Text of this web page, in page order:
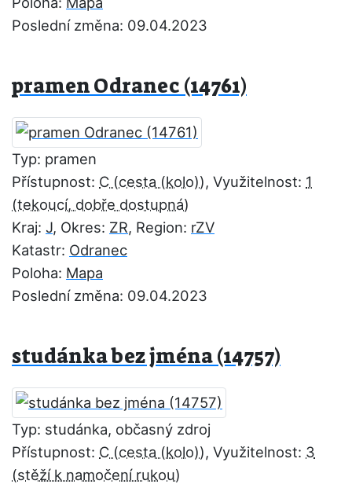
Poslední změna: 09.04.2023
pramen Odranec (14761)
Typ: pramen
Přístupnost: C , Využitelnost: 1
Kraj: J, Okres: ZR, Region: rZV
Katastr: Odranec
Poloha: Mapa
Poslední změna: 09.04.2023
studánka bez jména (14757)
Typ: studánka, občasný zdroj
Přístupnost: C , Využitelnost: 3